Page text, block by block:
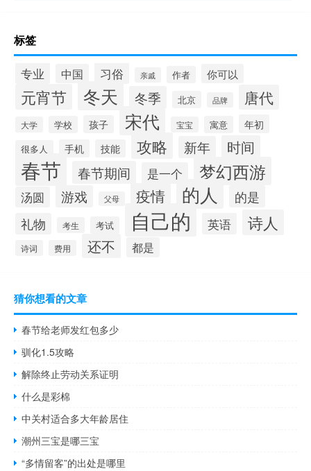
标签
专业 中国 习俗 亲戚 作者 你可以
元宵节 冬天 冬季 北京 品牌 唐代
大学 学校 孩子 宋代 宝宝 寓意 年初
很多人 手机 技能 攻略 新年 时间
春节 春节期间 是一个 梦幻西游
汤圆 游戏 父母 疫情 的人 的是
礼物 考生 考试 自己的 英语 诗人
诗词 费用 还不 都是
猜你想看的文章
春节给老师发红包多少
驯化1.5攻略
解除终止劳动关系证明
什么是彩棉
中关村适合多大年龄居住
潮州三宝是哪三宝
“多情留客”的出处是哪里